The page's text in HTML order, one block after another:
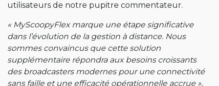
utilisateurs de notre pupitre commentateur.
« MyScoopyFlex marque une étape significative
dans l’évolution de la gestion à distance. Nous
sommes convaincus que cette solution
supplémentaire répondra aux besoins croissants
des broadcasters modernes pour une connectivité
sans faille et une efficacité opérationnelle accrue »,